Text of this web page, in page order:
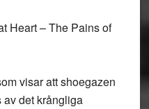
Heart – The Pains of
visar att shoegazen
av det krångliga